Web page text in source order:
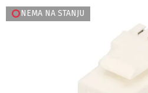
NEMA NA STANJU